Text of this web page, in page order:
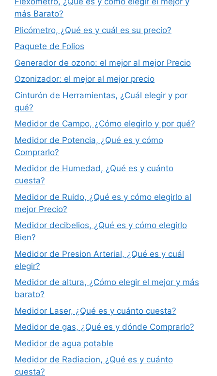
más Barato?
Plicómetro, ¿Qué es y cuál es su precio?
Paquete de Folios
Generador de ozono: el mejor al mejor Precio
Ozonizador: el mejor al mejor precio
Cinturón de Herramientas, ¿Cuál elegir y por
qué?
Medidor de Campo, ¿Cómo elegirlo y por qué?
Medidor de Potencia, ¿Qué es y cómo
Comprarlo?
Medidor de Humedad, ¿Qué es y cuánto
cuesta?
Medidor de Ruido, ¿Qué es y cómo elegirlo al
mejor Precio?
Medidor decibelios, ¿Qué es y cómo elegirlo
Bien?
Medidor de Presion Arterial, ¿Qué es y cuál
elegir?
Medidor de altura, ¿Cómo elegir el mejor y más
barato?
Medidor Laser, ¿Qué es y cuánto cuesta?
Medidor de gas, ¿Qué es y dónde Comprarlo?
Medidor de agua potable
Medidor de Radiacion, ¿Qué es y cuánto
cuesta?